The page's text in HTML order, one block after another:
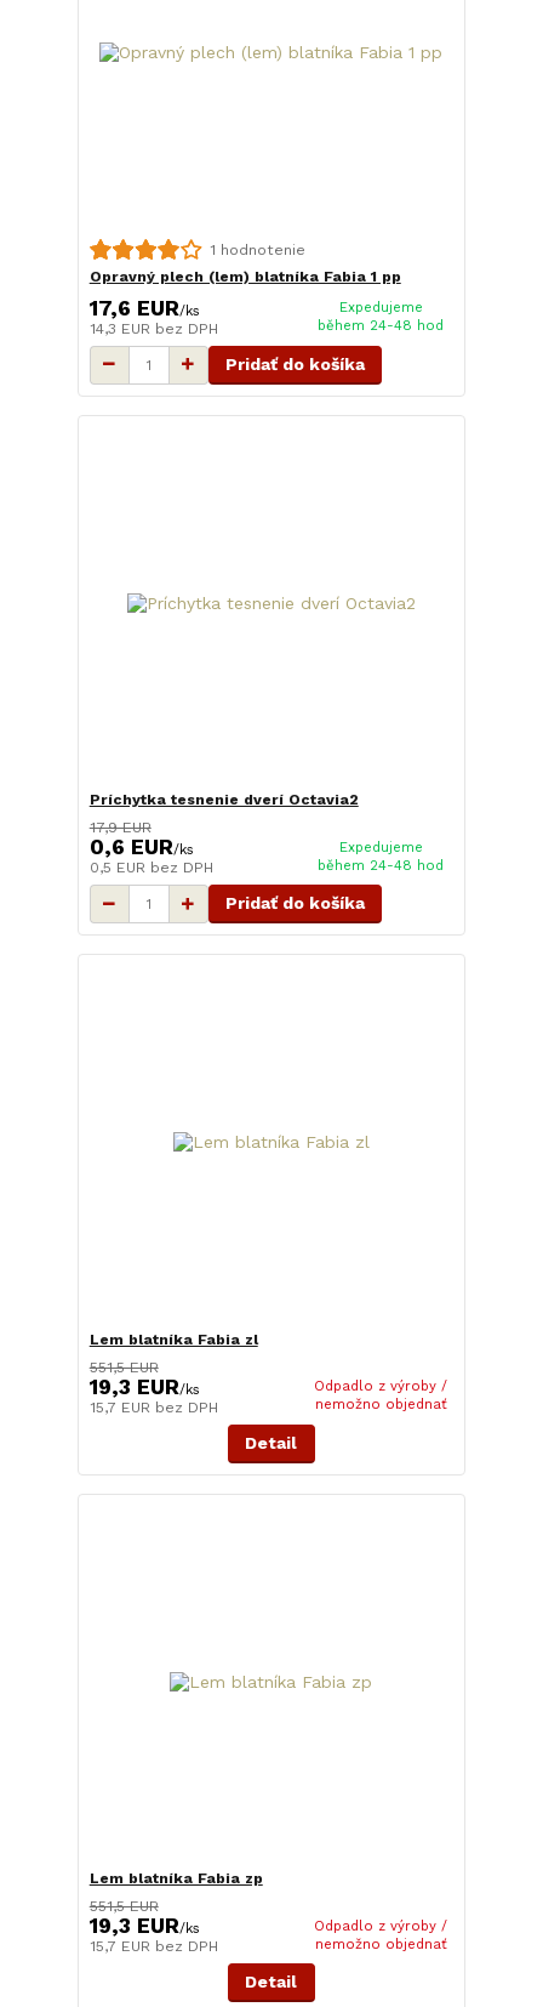
1 hodnotenie
Opravný plech (lem) blatníka Fabia 1 pp
17,6 EUR/ks
14,3 EUR bez DPH
Expedujeme
během 24-48 hod
Pridať do košíka
Príchytka tesnenie dverí Octavia2
17,9 EUR
0,6 EUR/ks
0,5 EUR bez DPH
Expedujeme
během 24-48 hod
Pridať do košíka
Lem blatníka Fabia zl
551,5 EUR
19,3 EUR/ks
15,7 EUR bez DPH
Odpadlo z výroby /
nemožno objednať
Detail
Lem blatníka Fabia zp
551,5 EUR
19,3 EUR/ks
15,7 EUR bez DPH
Odpadlo z výroby /
nemožno objednať
Detail